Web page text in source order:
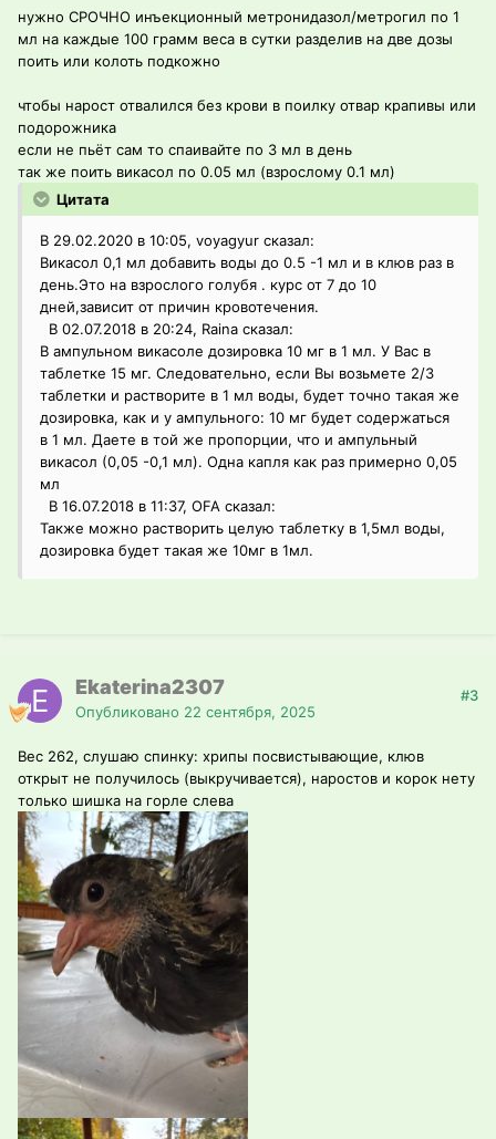
нужно СРОЧНО инъекционный метронидазол/метрогил по 1
мл на каждые 100 грамм веса в сутки разделив на две дозы
поить или колоть подкожно
чтобы нарост отвалился без крови в поилку отвар крапивы или
подорожника
если не пьёт сам то спаивайте по 3 мл в день
так же поить викасол по 0.05 мл (взрослому 0.1 мл)
Цитата
В 29.02.2020 в 10:05, voyagyur сказал:
Викасол 0,1 мл добавить воды до 0.5 -1 мл и в клюв раз в
день.Это на взрослого голубя . курс от 7 до 10
дней,зависит от причин кровотечения.
В 02.07.2018 в 20:24, Raina сказал:
В ампульном викасоле дозировка 10 мг в 1 мл. У Вас в
таблетке 15 мг. Следовательно, если Вы возьмете 2/3
таблетки и растворите в 1 мл воды, будет точно такая же
дозировка, как и у ампульного: 10 мг будет содержаться
в 1 мл. Даете в той же пропорции, что и ампульный
викасол (0,05 -0,1 мл). Одна капля как раз примерно 0,05
мл
В 16.07.2018 в 11:37, OFA сказал:
Также можно растворить целую таблетку в 1,5мл воды,
дозировка будет такая же 10мг в 1мл.
Ekaterina2307
Опубликовано 22 сентября, 2025
#3
Вес 262, слушаю спинку: хрипы посвистывающие, клюв
открыт не получилось (выкручивается), наростов и корок нету
только шишка на горле слева